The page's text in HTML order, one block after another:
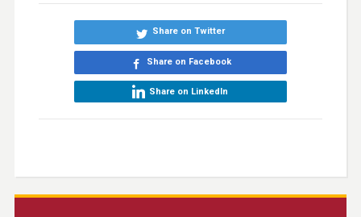
Share on Twitter
Share on Facebook
Share on LinkedIn